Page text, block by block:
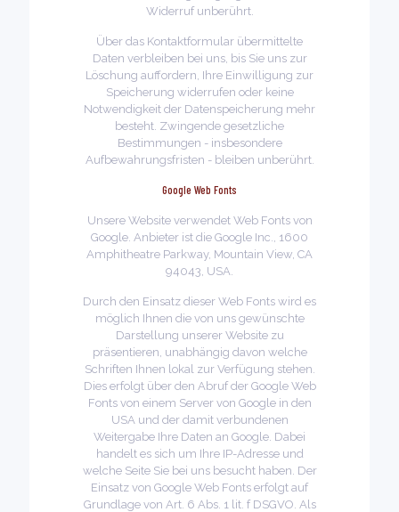
Widerruf unberührt.
Über das Kontaktformular übermittelte
Daten verbleiben bei uns, bis Sie uns zur
Löschung auffordern, Ihre Einwilligung zur
Speicherung widerrufen oder keine
Notwendigkeit der Datenspeicherung mehr
besteht. Zwingende gesetzliche
Bestimmungen - insbesondere
Aufbewahrungsfristen - bleiben unberührt.
Google Web Fonts
Unsere Website verwendet Web Fonts von
Google. Anbieter ist die Google Inc., 1600
Amphitheatre Parkway, Mountain View, CA
94043, USA.
Durch den Einsatz dieser Web Fonts wird es
möglich Ihnen die von uns gewünschte
Darstellung unserer Website zu
präsentieren, unabhängig davon welche
Schriften Ihnen lokal zur Verfügung stehen.
Dies erfolgt über den Abruf der Google Web
Fonts von einem Server von Google in den
USA und der damit verbundenen
Weitergabe Ihre Daten an Google. Dabei
handelt es sich um Ihre IP-Adresse und
welche Seite Sie bei uns besucht haben. Der
Einsatz von Google Web Fonts erfolgt auf
Grundlage von Art. 6 Abs. 1 lit. f DSGVO. Als